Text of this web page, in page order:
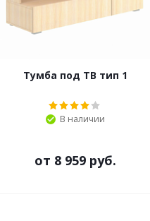
Тумба под ТВ тип 1
В наличии
от 8 959 руб.